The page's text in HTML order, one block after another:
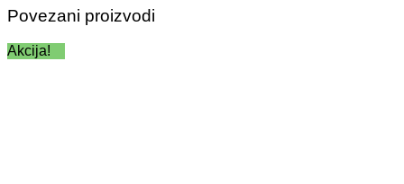
Povezani proizvodi
Akcija!